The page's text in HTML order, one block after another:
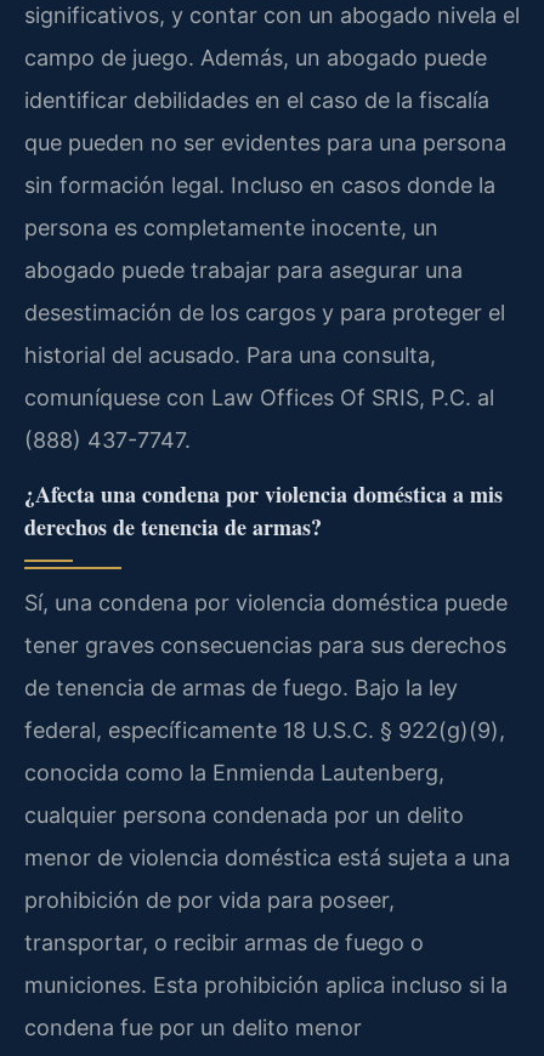
significativos, y contar con un abogado nivela el
campo de juego. Además, un abogado puede
identificar debilidades en el caso de la fiscalía
que pueden no ser evidentes para una persona
sin formación legal. Incluso en casos donde la
persona es completamente inocente, un
abogado puede trabajar para asegurar una
desestimación de los cargos y para proteger el
historial del acusado. Para una consulta,
comuníquese con Law Offices Of SRIS, P.C. al
(888) 437-7747.
¿Afecta una condena por violencia doméstica a mis
derechos de tenencia de armas?
Sí, una condena por violencia doméstica puede
tener graves consecuencias para sus derechos
de tenencia de armas de fuego. Bajo la ley
federal, específicamente 18 U.S.C. § 922(g)(9),
conocida como la Enmienda Lautenberg,
cualquier persona condenada por un delito
menor de violencia doméstica está sujeta a una
prohibición de por vida para poseer,
transportar, o recibir armas de fuego o
municiones. Esta prohibición aplica incluso si la
condena fue por un delito menor